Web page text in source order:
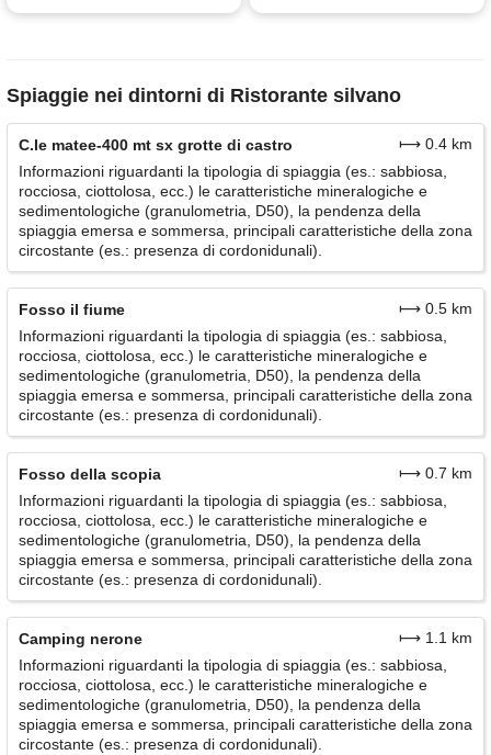
Spiaggie nei dintorni di Ristorante silvano
C.le matee-400 mt sx grotte di castro
⟼ 0.4 km
Informazioni riguardanti la tipologia di spiaggia (es.: sabbiosa,
rocciosa, ciottolosa, ecc.) le caratteristiche mineralogiche e
sedimentologiche (granulometria, D50), la pendenza della
spiaggia emersa e sommersa, principali caratteristiche della zona
circostante (es.: presenza di cordonidunali).
Fosso il fiume
⟼ 0.5 km
Informazioni riguardanti la tipologia di spiaggia (es.: sabbiosa,
rocciosa, ciottolosa, ecc.) le caratteristiche mineralogiche e
sedimentologiche (granulometria, D50), la pendenza della
spiaggia emersa e sommersa, principali caratteristiche della zona
circostante (es.: presenza di cordonidunali).
Fosso della scopia
⟼ 0.7 km
Informazioni riguardanti la tipologia di spiaggia (es.: sabbiosa,
rocciosa, ciottolosa, ecc.) le caratteristiche mineralogiche e
sedimentologiche (granulometria, D50), la pendenza della
spiaggia emersa e sommersa, principali caratteristiche della zona
circostante (es.: presenza di cordonidunali).
Camping nerone
⟼ 1.1 km
Informazioni riguardanti la tipologia di spiaggia (es.: sabbiosa,
rocciosa, ciottolosa, ecc.) le caratteristiche mineralogiche e
sedimentologiche (granulometria, D50), la pendenza della
spiaggia emersa e sommersa, principali caratteristiche della zona
circostante (es.: presenza di cordonidunali).